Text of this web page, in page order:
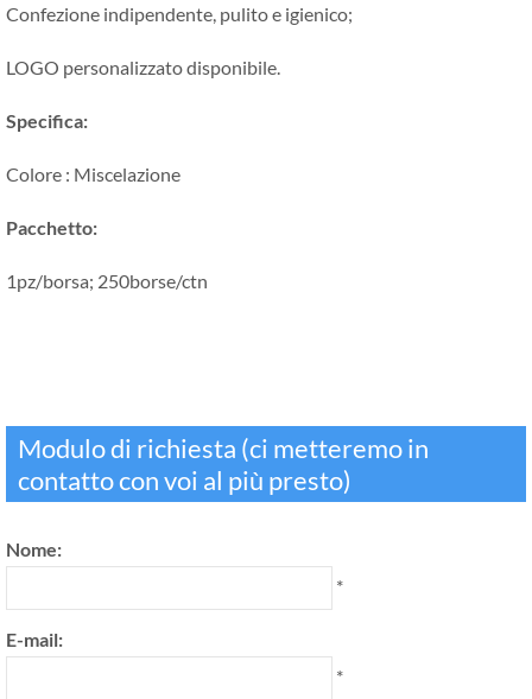
Confezione indipendente, pulito e igienico;
LOGO personalizzato disponibile.
Specifica:
Colore : Miscelazione
Pacchetto:
1pz/borsa; 250borse/ctn
Modulo di richiesta (ci metteremo in
contatto con voi al più presto)
Nome:
*
E-mail:
*